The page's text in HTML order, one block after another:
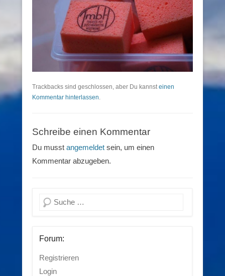
Trackbacks sind geschlossen, aber Du kannsteinen
Kommentar hinterlassen.
Schreibe einen Kommentar
Du musst angemeldet sein, um einen
Kommentar abzugeben.
Suchen
Forum:
Registrieren
Login